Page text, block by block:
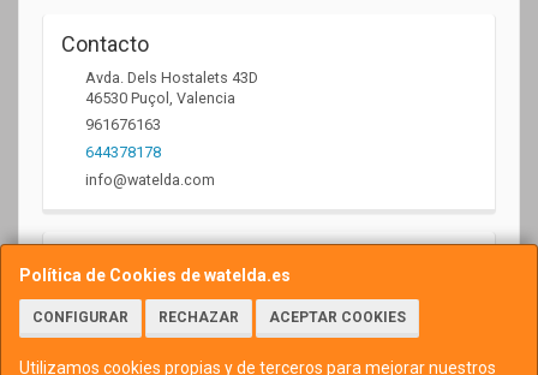
Política de Cookies de watelda.es
CONFIGURAR RECHAZAR ACEPTAR COOKIES
Utilizamos cookies propias y de terceros para mejorar nuestros
Contacto
Avda. Dels Hostalets 43D
46530 Puçol Valencia
961676163
644378178
info@watelda.com